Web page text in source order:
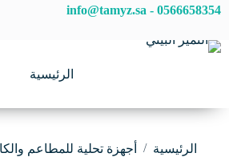
التجاوز
المحتوى
info@tamyz.sa - 0566658354
الرئيسية
الرئيسية / أجهزة تحلية للمطاعم